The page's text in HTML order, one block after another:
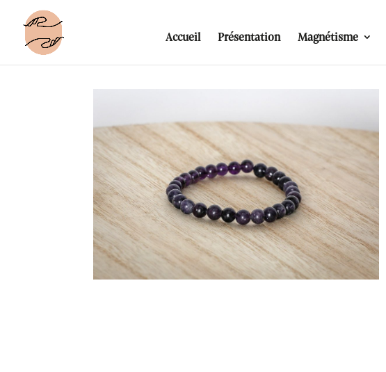
Accueil Présentation Magnétisme